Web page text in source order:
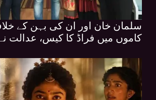
سلمان خان اور ان کی بہن کے
کاموں میں فراڈ کا کیس، عدالت